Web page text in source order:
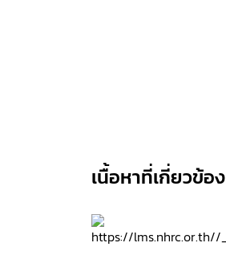
เนื้อหาที่เกี่ยวข้อง